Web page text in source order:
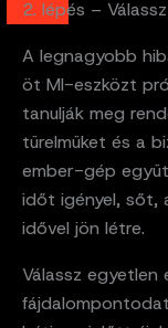
2. lépés –
A legnagyobb
öt MI-eszközt
tanulják meg
türelmüket és a
ember-gép
időt igényel, sőt,
idővel jön létre.
Válassz egyetlen